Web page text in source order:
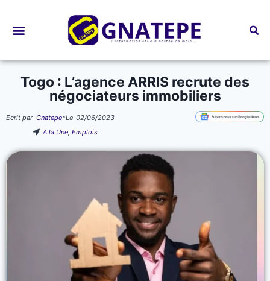
Togo : L’agence ARRIS recrute des
négociateurs immobiliers
Ecrit par Gnatepe*Le 02/06/2023
A la Une,Emplois